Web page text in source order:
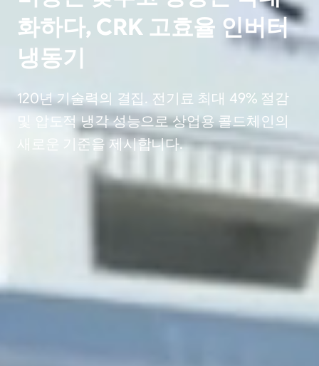
화하다, CRK 고효율 인버터
냉동기
120년 기술력의 결집. 전기료 최대 49% 절감
및 압도적 냉각 성능으로 상업용 콜드체인의
새로운 기준을 제시합니다.